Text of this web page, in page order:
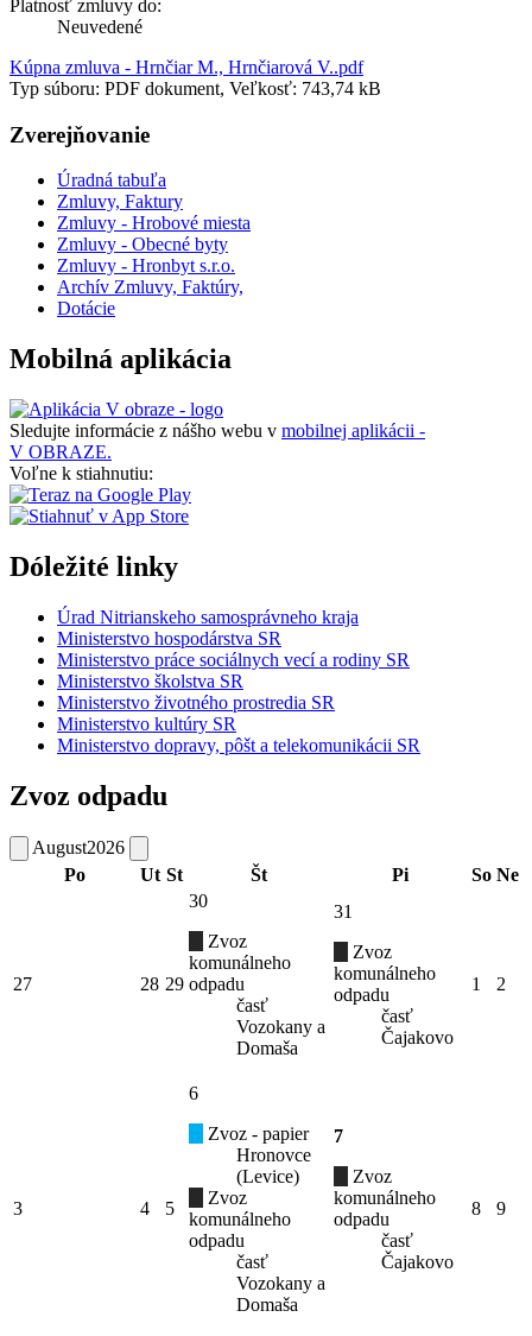
Platnosť zmluvy do:
Neuvedené
Kúpna zmluva - Hrnčiar M., Hrnčiarová V..pdf
Typ súboru: PDF dokument, Veľkosť: 743,74 kB
Zverejňovanie
Úradná tabuľa
Zmluvy, Faktury
Zmluvy - Hrobové miesta
Zmluvy - Obecné byty
Zmluvy - Hronbyt s.r.o.
Archív Zmluvy, Faktúry,
Dotácie
Mobilná aplikácia
Sledujte informácie z nášho webu v mobilnej aplikácii -
V OBRAZE.
Voľne k stiahnutiu:
Dóležité linky
Úrad Nitrianskeho samosprávneho kraja
Ministerstvo hospodárstva SR
Ministerstvo práce sociálnych vecí a rodiny SR
Ministerstvo školstva SR
Ministerstvo životného prostredia SR
Ministerstvo kultúry SR
Ministerstvo dopravy, pôšt a telekomunikácii SR
Zvoz odpadu
August2026
Po
Ut St Št Pi So Ne
27 28 29
30
Zvoz
komunálneho
odpadu
časť
Vozokany a
Domaša
31
Zvoz
komunálneho
odpadu
časť
Čajakovo
1 2
3 4 5
6
Zvoz - papier
Hronovce
(Levice)
Zvoz
komunálneho
odpadu
časť
Vozokany a
Domaša
7
Zvoz
komunálneho
odpadu
časť
Čajakovo
8 9